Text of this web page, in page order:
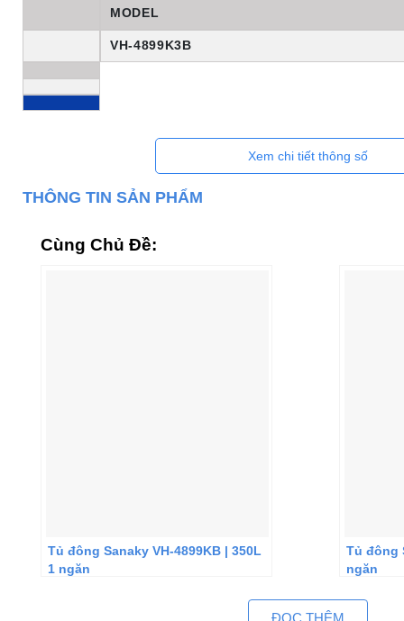
MODEL
VH-4899K3B
Xem chi tiết thông số
THÔNG TIN SẢN PHẨM
Cùng Chủ Đề:
Tủ đông Sanaky VH-4899KB | 350L
1 ngăn
Tủ đông
ngăn
ĐỌC THÊM